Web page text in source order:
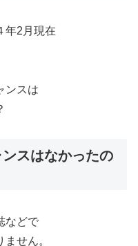
年2月現在
ンスは
スはなかったの
などで
ません。